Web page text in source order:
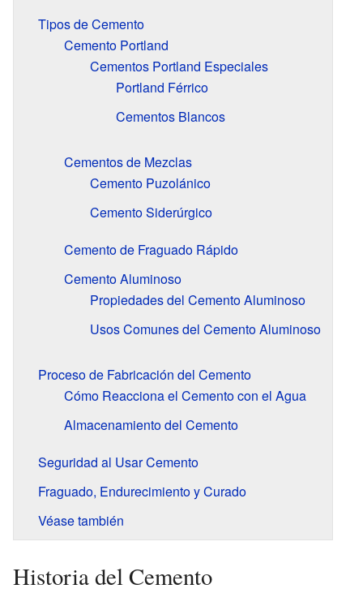
Tipos de Cemento
Cemento Portland
Cementos Portland Especiales
Portland Férrico
Cementos Blancos
Cementos de Mezclas
Cemento Puzolánico
Cemento Siderúrgico
Cemento de Fraguado Rápido
Cemento Aluminoso
Propiedades del Cemento Aluminoso
Usos Comunes del Cemento Aluminoso
Proceso de Fabricación del Cemento
Cómo Reacciona el Cemento con el Agua
Almacenamiento del Cemento
Seguridad al Usar Cemento
Fraguado, Endurecimiento y Curado
Véase también
Historia del Cemento